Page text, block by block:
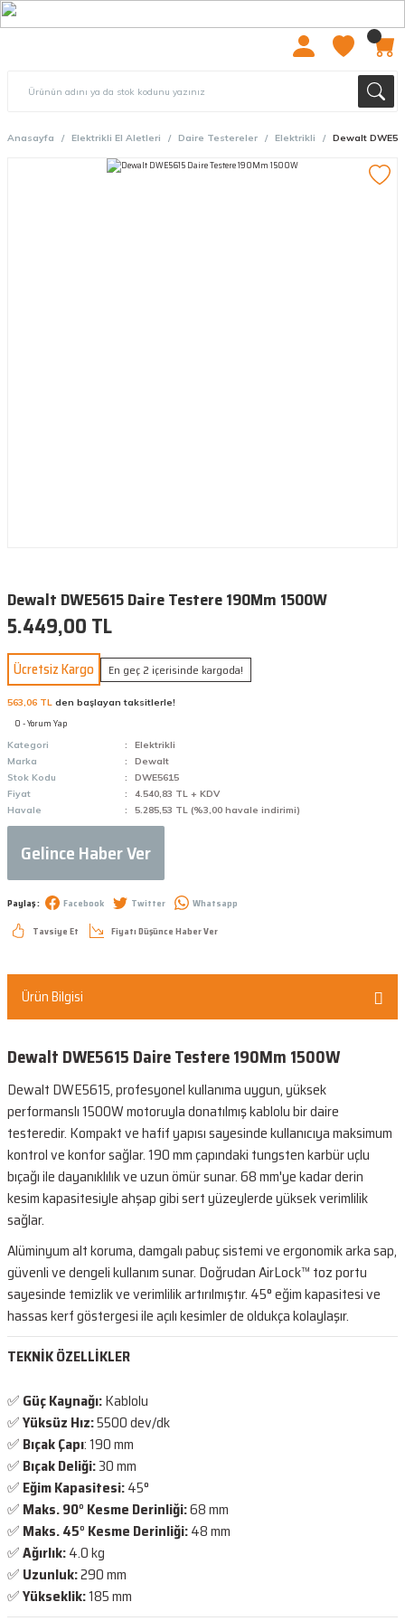
Anasayfa Elektrikli El Aletleri Daire Testereler Elektrikli Dewalt
Dewalt DWE5615 Daire Testere 190Mm 1500W
5.449,00 TL
Ücretsiz Kargo En geç 2 içerisinde kargoda!
563,06 TL den başlayan taksitlerle!
0 - Yorum Yap
Kategori
Elektrikli
Marka
Dewalt
Stok Kodu
DWE5615
Fiyat
4.540,83 TL + KDV
Havale
5.285,53 TL (%3,00 havale indirimi)
Gelince Haber Ver
Paylaş : Facebook Twitter
Whatsapp
Tavsiye Et
Fiyatı Düşünce Haber Ver
Ürün Bilgisi
Dewalt DWE5615 Daire Testere 190Mm 1500W
Dewalt DWE5615, profesyonel kullanıma uygun, yüksek
performanslı 1500W motoruyla donatılmış kablolu bir daire
testeredir. Kompakt ve hafif yapısı sayesinde kullanıcıya maksimum
kontrol ve konfor sağlar. 190 mm çapındaki tungsten karbür uçlu
bıçağı ile dayanıklılık ve uzun ömür sunar. 68 mm'ye kadar derin
kesim kapasitesiyle ahşap gibi sert yüzeylerde yüksek verimlilik
sağlar.
Alüminyum alt koruma, damgalı pabuç sistemi ve ergonomik arka sap,
güvenli ve dengeli kullanım sunar. Doğrudan AirLock™ toz portu
sayesinde temizlik ve verimlilik artırılmıştır. 45° eğim kapasitesi ve
hassas kerf göstergesi ile açılı kesimler de oldukça kolaylaşır.
TEKNİK ÖZELLİKLER
✅ Güç Kaynağı:Kablolu
✅Yüksüz Hız:5500 dev/dk
✅ Bıçak Çapı: 190 mm
✅ Bıçak Deliği:30 mm
✅ Eğim Kapasitesi:45°
✅ Maks. 90° Kesme Derinliği:68 mm
✅ Maks. 45° Kesme Derinliği:48 mm
✅Ağırlık:4.0 kg
✅ Uzunluk:290 mm
✅Yükseklik:185 mm